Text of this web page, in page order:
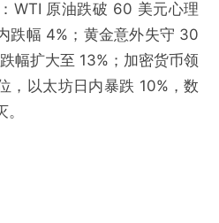
WTI 原油跌破 60 美元心理
跌幅 4%；黄金意外失守 30
幅扩大至 13%；加密货币领
，以太坊日内暴跌 10%，数